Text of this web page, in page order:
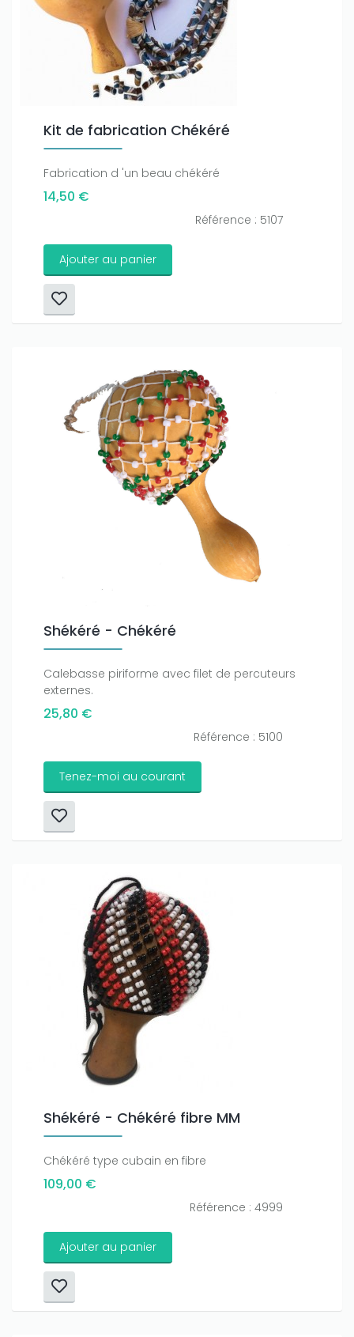
Kit de fabrication Chékéré
Fabrication d 'un beau chékéré
14,50 €
Référence : 5107
Ajouter au panier
Shékéré - Chékéré
Calebasse piriforme avec filet de percuteurs
externes.
25,80 €
Référence : 5100
Tenez-moi au courant
Shékéré - Chékéré fibre MM
Chékéré type cubain en fibre
109,00 €
Référence : 4999
Ajouter au panier